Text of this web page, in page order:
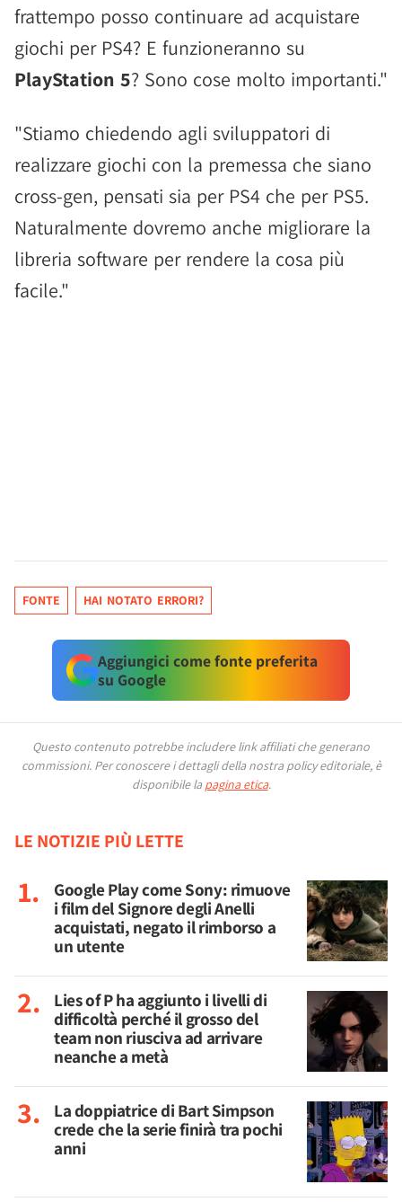
frattempo posso continuare ad acquistare
giochi per PS4? E funzioneranno su
PlayStation 5? Sono cose molto importanti."
"Stiamo chiedendo agli sviluppatori di
realizzare giochi con la premessa che siano
cross-gen, pensati sia per PS4 che per PS5.
Naturalmente dovremo anche migliorare la
libreria software per rendere la cosa più
facile."
FONTE HAI NOTATO ERRORI?
Aggiungici come fonte preferita
su Google
Questo contenuto potrebbe includere link affiliati che generano
commissioni. Per conoscere i dettagli della nostra policy editoriale, è
disponibile la pagina etica.
LE NOTIZIE PIÙ LETTE
Google Play come Sony: rimuove
i film del Signore degli Anelli
acquistati, negato il rimborso a
un utente
Lies of P ha aggiunto i livelli di
difficoltà perché il grosso del
team non riusciva ad arrivare
neanche a metà
La doppiatrice di Bart Simpson
crede che la serie finirà tra pochi
anni